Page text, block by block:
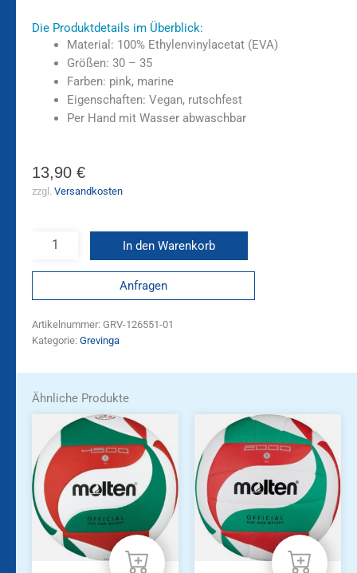
Die Produktdetails im Überblick:
Material: 100% Ethylenvinylacetat (EVA)
Größen: 30 – 35
Farben: pink, marine
Eigenschaften: Vegan, rutschfest
Per Hand mit Wasser abwaschbar
13,90 €
zzgl. Versandkosten
In den Warenkorb
Anfragen
Artikelnummer: GRV-126551-01
Kategorie: Grevinga
Ähnliche Produkte